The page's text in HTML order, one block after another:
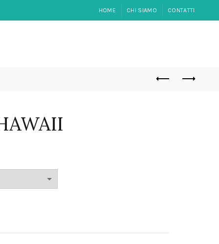
HOME CHI SIAMO CONTATTI